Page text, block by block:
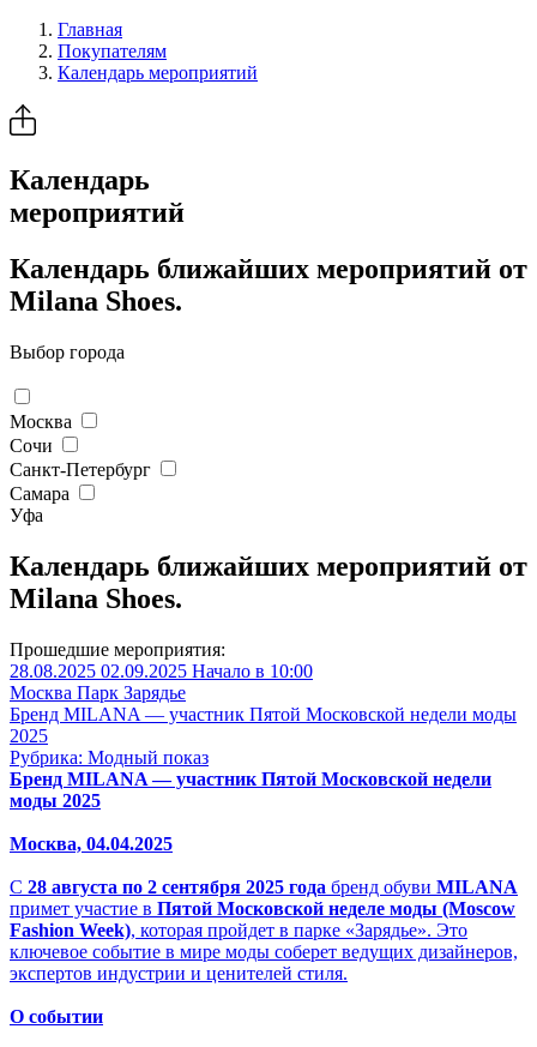
Главная
Покупателям
Календарь мероприятий
Календарь
мероприятий
Календарь ближайших мероприятий от
Milana Shoes.
Выбор города
Москва
Сочи
Санкт-Петербург
Самара
Уфа
Календарь ближайших мероприятий от
Milana Shoes.
Прошедшие мероприятия:
28.08.2025 02.09.2025 Начало в 10:00
Москва Парк Зарядье
Бренд MILANA — участник Пятой Московской недели моды
2025
Рубрика: Модный показ
Бренд MILANA — участник Пятой Московской недели
моды 2025
Москва, 04.04.2025
С 28 августа по 2 сентября 2025 года бренд обуви MILANA
примет участие в Пятой Московской неделе моды (Moscow
Fashion Week), которая пройдет в парке «Зарядье». Это
ключевое событие в мире моды соберет ведущих дизайнеров,
экспертов индустрии и ценителей стиля.
О событии